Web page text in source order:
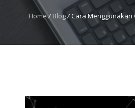
Home/ Blog/Cara Menggunakan